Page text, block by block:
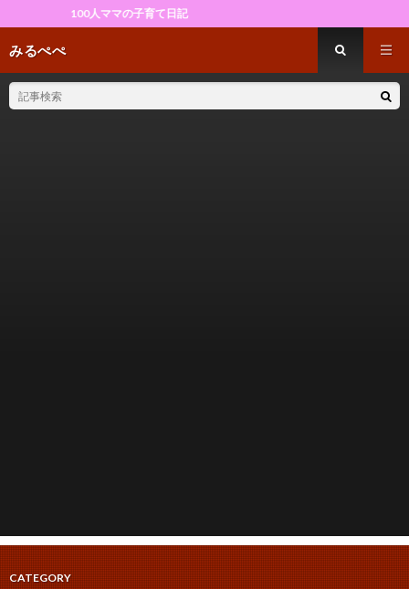
100人ママの子育て日記
みるぺぺ
CATEGORY